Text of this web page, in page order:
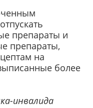
препараты и
препараты,
на
более
инвалида